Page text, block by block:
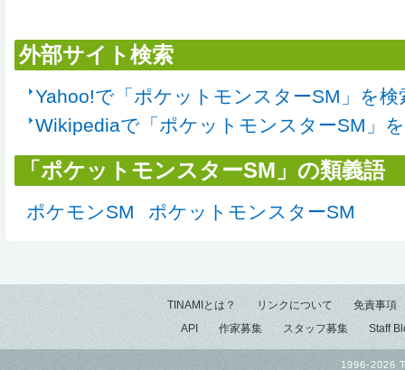
外部サイト検索
Yahoo!で「ポケットモンスターSM」を検
Wikipediaで「ポケットモンスターSM」
「ポケットモンスターSM」の類義語
ポケモンSM ポケットモンスターSM
TINAMIとは？ リンクについて
免責事項
API
作家募集 スタッフ募集 Staff
1996-2026